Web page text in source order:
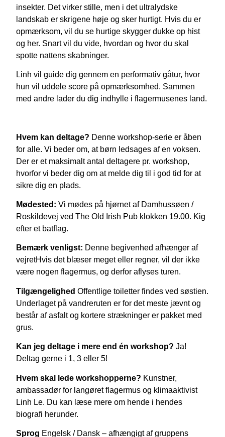
insekter. Det virker stille, men i det ultralydske
landskab er skrigene høje og sker hurtigt. Hvis du er
opmærksom, vil du se hurtige skygger dukke op hist
og her. Snart vil du vide, hvordan og hvor du skal
spotte nattens skabninger.
Linh vil guide dig gennem en performativ gåtur, hvor
hun vil uddele score på opmærksomhed. Sammen
med andre lader du dig indhylle i flagermusenes land.
Hvem kan deltage? Denne workshop-serie er åben
for alle. Vi beder om, at børn ledsages af en voksen.
Der er et maksimalt antal deltagere pr. workshop,
hvorfor vi beder dig om at melde dig til i god tid for at
sikre dig en plads.
Mødested: Vi mødes på hjørnet af Damhussøen /
Roskildevej ved The Old Irish Pub klokken 19.00. Kig
efter et batflag.
Bemærk venligst: Denne begivenhed afhænger af
vejretHvis det blæser meget eller regner, vil der ikke
være nogen flagermus, og derfor aflyses turen.
Tilgængelighed Offentlige toiletter findes ved søstien.
Underlaget på vandreruten er for det meste jævnt og
består af asfalt og kortere strækninger er pakket med
grus.
Kan jeg deltage i mere end én workshop? Ja!
Deltag gerne i 1, 3 eller 5!
Hvem skal lede workshopperne? Kunstner,
ambassadør for langøret flagermus og klimaaktivist
Linh Le. Du kan læse mere om hende i hendes
biografi herunder.
Sprog Engelsk / Dansk – afhængigt af gruppens